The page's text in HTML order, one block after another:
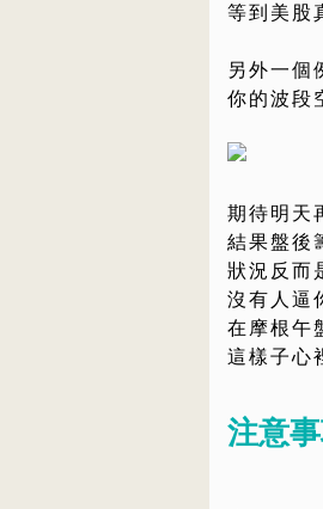
等到美股
另外一個
你的波段
期待明天
結果盤後
狀況反而
沒有人逼
在摩根午
這樣子心
注意